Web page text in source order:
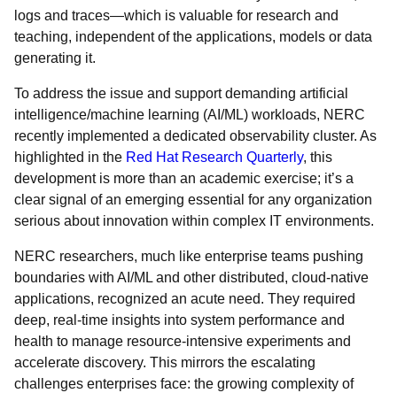
logs and traces—which is valuable for research and
teaching, independent of the applications, models or data
generating it.
To address the issue and support demanding artificial
intelligence/machine learning (AI/ML) workloads, NERC
recently implemented a dedicated observability cluster. As
highlighted in the Red Hat Research Quarterly, this
development is more than an academic exercise; it’s a
clear signal of an emerging essential for any organization
serious about innovation within complex IT environments.
NERC researchers, much like enterprise teams pushing
boundaries with AI/ML and other distributed, cloud-native
applications, recognized an acute need. They required
deep, real-time insights into system performance and
health to manage resource-intensive experiments and
accelerate discovery. This mirrors the escalating
challenges enterprises face: the growing complexity of